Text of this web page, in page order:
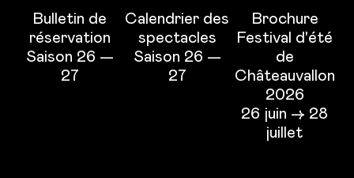
Bulletin de
réservation
Saison 26 —
27
Calendrier des
spectacles
Saison 26 —
27
Brochure
Festival d'été
de
Châteauvallon
2026
26 juin → 28
juillet